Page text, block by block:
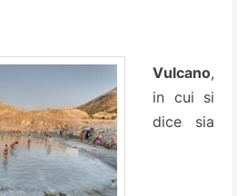
Vulcano,
in cui si
dice sia